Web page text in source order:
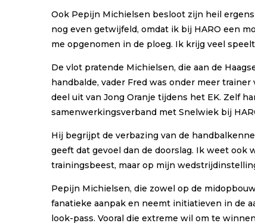
Ook Pepijn Michielsen besloot zijn heil
nog even getwijfeld, omdat ik bij HARO een
me opgenomen in de ploeg. Ik krijg veel
De vlot pratende Michielsen, die aan de
handbalde, vader Fred was onder meer
deel uit van Jong Oranje tijdens het EK. Zelf
samenwerkingsverband met Snelwiek bij
Hij begrijpt de verbazing van de
geeft dat gevoel dan de doorslag. Ik weet ook
trainingsbeest, maar op mijn
Pepijn Michielsen, die zowel op de
fanatieke aanpak en neemt initiatieven in de
look-pass. Vooral die extreme wil om te